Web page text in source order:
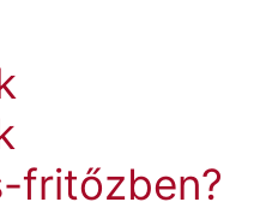
fritőzben?